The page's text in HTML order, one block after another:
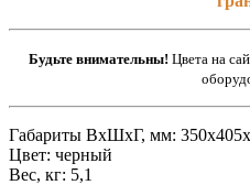
Будьте внимательны! Цвета на
Габариты ВxШxГ, мм:
Цвет: черный
Вес, кг: 5,1